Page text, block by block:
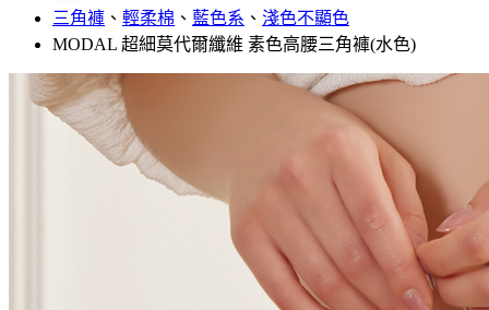
三角褲 、 輕柔棉 、 藍色系 、 淺色不顯色
MODAL 超細莫代爾纖維 素色高腰三角褲(水色)